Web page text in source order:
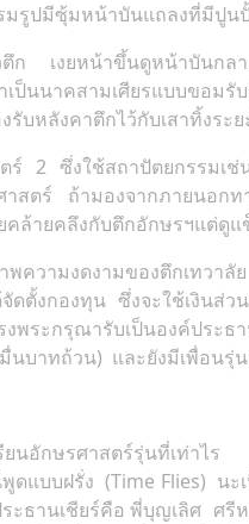
รูปมีซุ้มหน้าบันแถลงที่มีปูน
ตึก เงยหน้าขึ้นดูหน้าบันกล
นาคสามเศียรแบบขอมรั
บหลังคาตึกไว้กับเสาทิ้งระ
2 ซึ่งใช้สถาปัตยกรรมเช่
สตร์ ถ้ามองจากภายนอกท
ล้ายคลึงกับตึกอักษรฯแต่ดู
าพความงดงามของตึกเท
ดตั้งกองทุน ซึ่งจะใช้เงิน
พระกรุณารับเป็นองค์ประ
นบาทถ้วน) และยังมีเพื่อน
รียนอักษรศาสตร์รุ่นที่เท่
ดแบบฝรั่ง (Time Flies)
ธานเชียร์คือ พี่บุญเลิศ ศรี